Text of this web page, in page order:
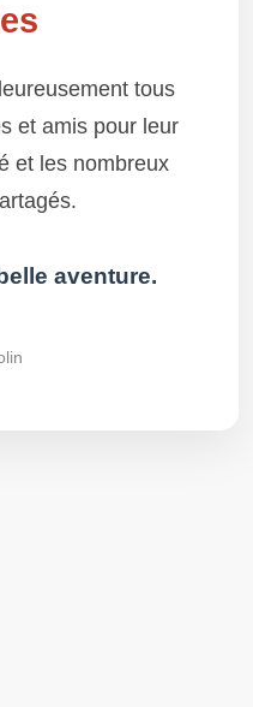
tous
et amis pour leur
et les nombreux
aventure.